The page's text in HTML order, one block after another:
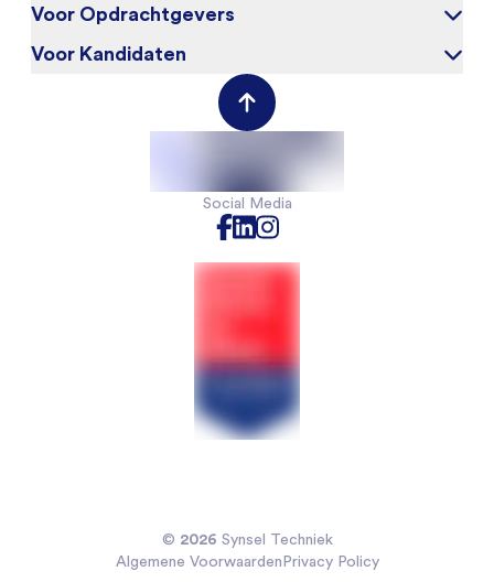
Over ons
Blog
Voor Opdrachtgevers
Waarom Synsel
Voor Kandidaten
Social Media
© 2026 Synsel Techniek
Algemene VoorwaardenPrivacy Policy